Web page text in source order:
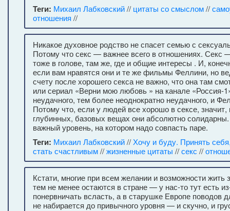
Теги: Михаил Лабковский// цитаты со смыслом//
отношения //
Никакое духовное родство не спасет семью с
Потому что секс — важнее всего в отношениях. Секс
тоже в голове, там же, где и общие интересы . И,
если вам нравятся они и те же фильмы Феллини, но
счету после хорошего секса не важно, что она там
или сериал «Верни мою любовь » на канале «Россия-
неудачного, тем более неоднократно неудачного, и
Потому что, если у людей все хорошо в сексе, значит,
глубинных, базовых вещах они абсолютно
важный уровень, на котором надо совпасть паре.
Теги: Михаил Лабковский// Хочу и буду. Принять
стать счастливым//жизненные цитаты //секс //
Кстати, многие при всем желании и возможности жить
тем не менее остаются в стране — у нас-то тут есть
понервничать всласть, а в старушке Европе поводов
не набирается до привычного уровня — и скучно, и